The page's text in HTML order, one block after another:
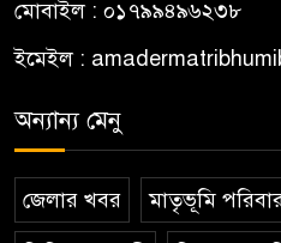
মোবাইল : ০১৭৯৯৪৯৬২৩৮
ইমেইল :
অন্যান্য মেনু
জেলার খবর মাতৃভূমি